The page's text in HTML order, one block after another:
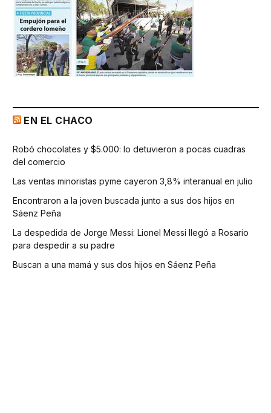
EN EL CHACO
Robó chocolates y $5.000: lo detuvieron a pocas cuadras
del comercio
Las ventas minoristas pyme cayeron 3,8% interanual en julio
Encontraron a la joven buscada junto a sus dos hijos en
Sáenz Peña
La despedida de Jorge Messi: Lionel Messi llegó a Rosario
para despedir a su padre
Buscan a una mamá y sus dos hijos en Sáenz Peña